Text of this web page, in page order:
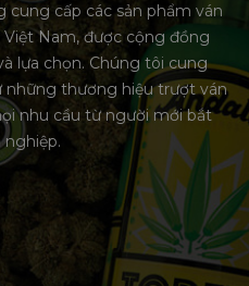
cung cấp các sản phẩm ván
Nam, được cộng đồng
lựa chọn. Chúng tôi cung
những thương hiệu trượt ván
nhu cầu từ người mới bắt